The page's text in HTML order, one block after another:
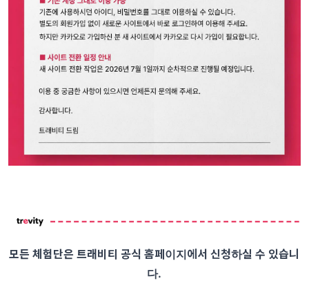
모든 체험단은 트래비티 공식 홈페이지에서 신청하실 수 있습니
다.